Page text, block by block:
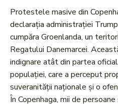
Protestele masive din
declarația administrației
cumpăra Groenlanda, un
Regatului Danemarcei.
indignare atât din partea
populației, care a perceput
suveranității naționale și o
În Copenhaga, mii de